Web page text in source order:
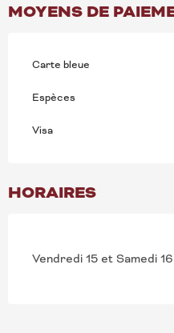
MOYENS DE
Carte bleue
Espèces
Visa
HORAIRES
Vendredi 15 et Samedi